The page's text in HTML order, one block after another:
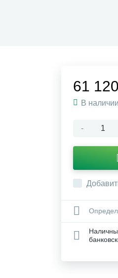
61
В наличии
-